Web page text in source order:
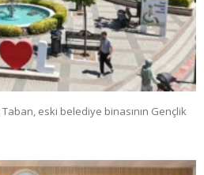
eski belediye binasının Gençlik